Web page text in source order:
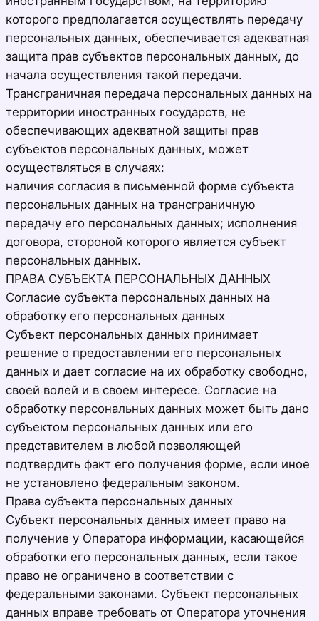
которого предполагается осуществлять передачу
персональных данных, обеспечивается адекватная
защита прав субъектов персональных данных, до
начала осуществления такой передачи.
Трансграничная передача персональных данных на
территории иностранных государств, не
обеспечивающих адекватной защиты прав
субъектов персональных данных, может
осуществляться в случаях:
наличия согласия в письменной форме субъекта
персональных данных на трансграничную
передачу его персональных данных; исполнения
договора, стороной которого является субъект
персональных данных.
ПРАВА СУБЪЕКТА ПЕРСОНАЛЬНЫХ ДАННЫХ
Согласие субъекта персональных данных на
обработку его персональных данных
Субъект персональных данных принимает
решение о предоставлении его персональных
данных и дает согласие на их обработку свободно,
своей волей и в своем интересе. Согласие на
обработку персональных данных может быть дано
субъектом персональных данных или его
представителем в любой позволяющей
подтвердить факт его получения форме, если иное
не установлено федеральным законом.
Права субъекта персональных данных
Субъект персональных данных имеет право на
получение у Оператора информации, касающейся
обработки его персональных данных, если такое
право не ограничено в соответствии с
федеральными законами. Субъект персональных
данных вправе требовать от Оператора уточнения